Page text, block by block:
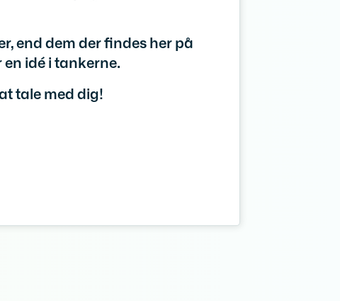
end dem der findes her på
idé i tankerne.
tale med dig!